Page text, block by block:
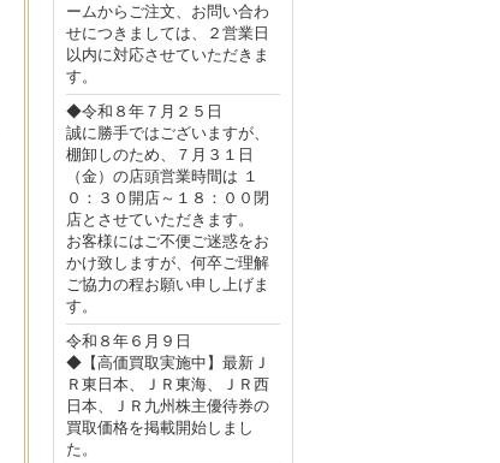
ームからご注文、お問い合わ
せにつきましては、２営業日
以内に対応させていただきま
す。
◆令和８年７月２５日
誠に勝手ではございますが、
棚卸しのため、７月３１日
（金）の店頭営業時間は １
０：３０開店～１８：００閉
店とさせていただきます。
お客様にはご不便ご迷惑をお
かけ致しますが、何卒ご理解
ご協力の程お願い申し上げま
す。
令和８年６月９日
◆【高価買取実施中】最新Ｊ
Ｒ東日本、ＪＲ東海、ＪＲ西
日本、ＪＲ九州株主優待券の
買取価格を掲載開始しまし
た。